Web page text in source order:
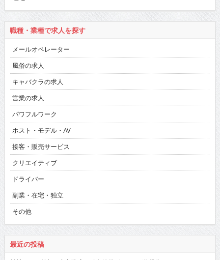
職種・業種で求人を探す
メールオペレーター
風俗の求人
キャバクラの求人
営業の求人
パワフルワーク
ホスト・モデル・AV
接客・販売サービス
クリエイティブ
ドライバー
副業・在宅・独立
その他
最近の投稿